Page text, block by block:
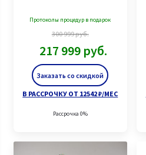
Заказать со скидкой
Протоколы процедур в подарок
300 999руб.
217 999 руб.
В РАССРОЧКУ ОТ 12542 ₽/МЕС
Рассрочка 0%